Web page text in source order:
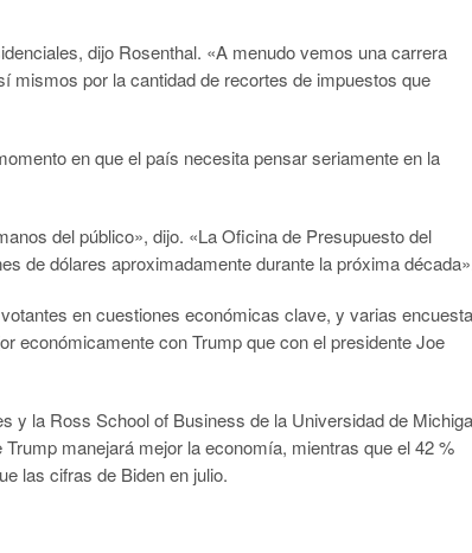
dijo Rosenthal. «A menudo vemos una carrera
mismos por la cantidad de recortes de impuestos que
en que el país necesita pensar seriamente en la
del público», dijo. «La Oficina de Presupuesto del
de dólares aproximadamente durante la próxima
en cuestiones económicas clave, y varias
económicamente con Trump que con el presidente Joe
y la Ross School of Business de la Universidad de
manejará mejor la economía, mientras que el 42 %
las cifras de Biden en julio.